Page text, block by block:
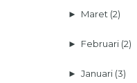
► Maret (2)
► Februari (2)
► Januari (3)